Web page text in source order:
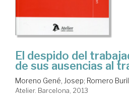
El despido del
de sus ausencias al
Moreno Gené, Josep; Romero
Atelier. Barcelona, 2013